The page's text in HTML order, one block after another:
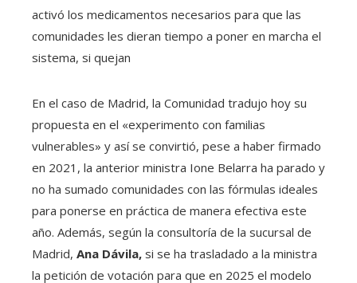
activó los medicamentos necesarios para que las
comunidades les dieran tiempo a poner en marcha el
sistema, si quejan
En el caso de Madrid, la Comunidad tradujo hoy su
propuesta en el «experimento con familias
vulnerables» y así se convirtió, pese a haber firmado
en 2021, la anterior ministra Ione Belarra ha parado y
no ha sumado comunidades con las fórmulas ideales
para ponerse en práctica de manera efectiva este
año. Además, según la consultoría de la sucursal de
Madrid, Ana Dávila, si se ha trasladado a la ministra
la petición de votación para que en 2025 el modelo